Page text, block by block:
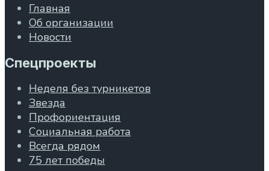
Главная
Об организации
Новости
Спецпроекты
Неделя без турникетов
Звезда
Профориентация
Социальная работа
Всегда рядом
75 лет победы